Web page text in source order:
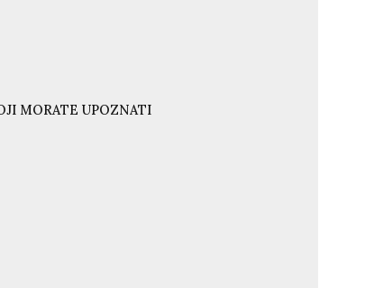
MORATE UPOZNATI